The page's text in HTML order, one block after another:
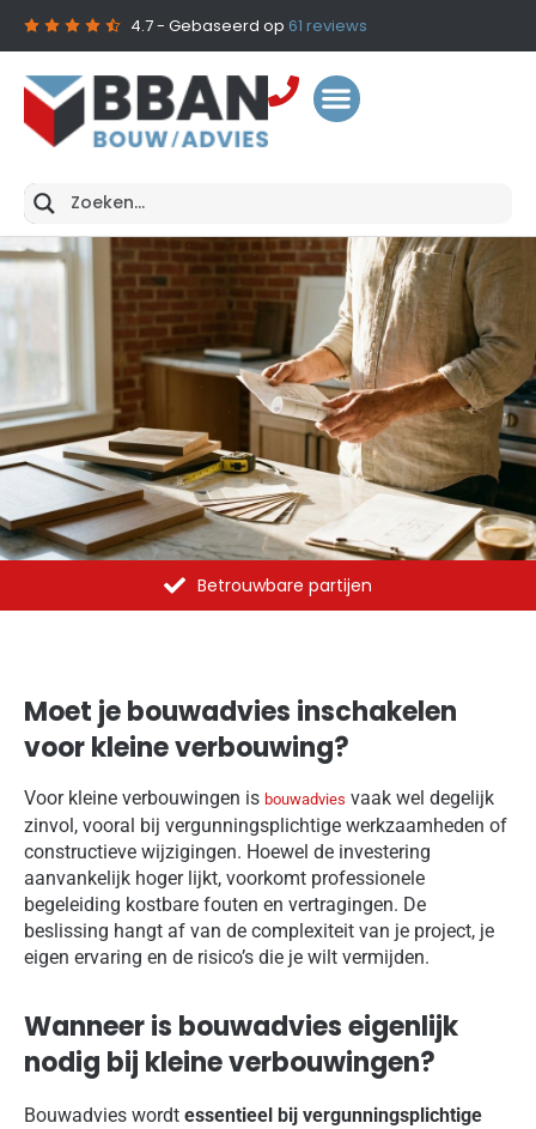
4.7- Gebaseerd op 61 reviews
Al meer dan 1375 opdrachten uitgevoerd
Moet je bouwadvies inschakelen
voor kleine verbouwing?
Voor kleine verbouwingen is bouwadvies vaak wel degelijk
zinvol, vooral bij vergunningsplichtige werkzaamheden of
constructieve wijzigingen. Hoewel de investering
aanvankelijk hoger lijkt, voorkomt professionele
begeleiding kostbare fouten en vertragingen. De
beslissing hangt af van de complexiteit van je project, je
eigen ervaring en de risico’s die je wilt vermijden.
Wanneer is bouwadvies eigenlijk
nodig bij kleine verbouwingen?
Bouwadvies wordt essentieel bij vergunningsplichtige